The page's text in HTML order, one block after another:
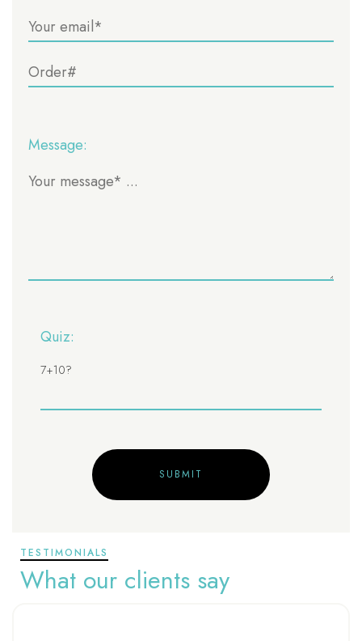
Message:
Quiz:
7+10?
TESTIMONIALS
What our clients say